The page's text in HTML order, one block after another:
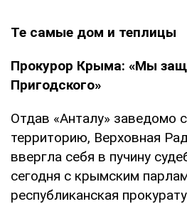
Те самые дом и теплицы
Прокурор Крыма: «Мы
Пригодского»
Отдав «Анталу» заведомо
территорию, Верховная
ввергла себя в пучину
сегодня с крымским
республиканская